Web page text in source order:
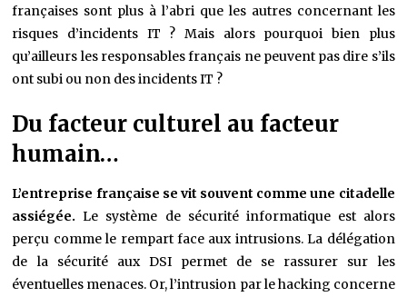
françaises sont plus à l’abri que les autres concernant les
risques d’incidents IT ? Mais alors pourquoi bien plus
qu’ailleurs les responsables français ne peuvent pas dire s’ils
ont subi ou non des incidents IT ?
Du facteur culturel au facteur
humain…
L’entreprise française se vit souvent comme une citadelle
assiégée.Le système de sécurité informatique est alors
perçu comme le rempart face aux intrusions. La délégation
de la sécurité aux DSI permet de se rassurer sur les
éventuelles menaces. Or, l’intrusion par le hacking concerne